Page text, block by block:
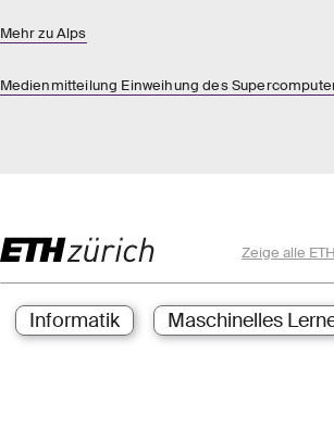
Mehr zu Alps
Medienmitteilung Einweihung des
Zeige alle
Informatik Maschinelles